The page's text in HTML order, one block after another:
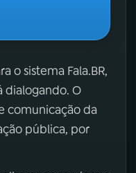
o sistema Fala.BR,
dialogando. O
comunicação da
pública, por